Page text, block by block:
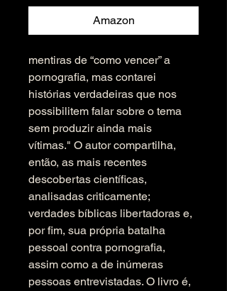
Amazon
mentiras de “como vencer” a
pornografia, mas contarei
histórias verdadeiras que nos
possibilitem falar sobre o tema
sem produzir ainda mais
vítimas." O autor compartilha,
então, as mais recentes
descobertas científicas,
analisadas criticamente;
verdades bíblicas libertadoras e,
por fim, sua própria batalha
pessoal contra pornografia,
assim como a de inúmeras
pessoas entrevistadas. O livro é,